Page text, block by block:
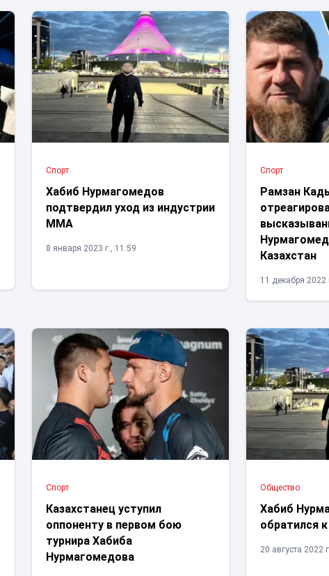
Спорт
Хабиб Нурмагомедов
подтвердил уход из индустрии
ММА
8 января 2023 г., 11:59
Спорт
Рамзан
Казахстан
11 декабря 2022
Спорт
Казахстанец уступил
оппоненту в первом бою
турнира Хабиба
Нурмагомедова
Общество
Хабиб
обратился
20 августа 2022